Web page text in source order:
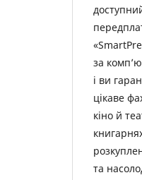
за
і ви
цікаве
кіно й
та